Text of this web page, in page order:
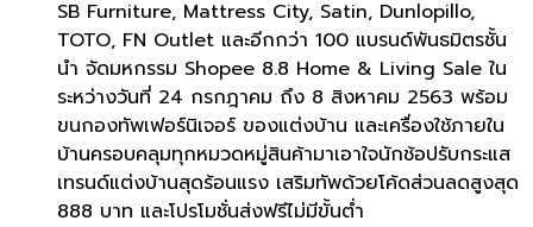
SB Furniture, Mattress City, Satin, Dunlopillo,
TOTO, FN Outlet และอีกกว่า 100 แบรนด์พันธมิตรชั้น
นำ จัดมหกรรม Shopee 8.8 Home & Living Sale ใน
ระหว่างวันที่ 24 กรกฎาคม ถึง 8 สิงหาคม 2563 พร้อม
ขนกองทัพเฟอร์นิเจอร์ ของแต่งบ้าน และเครื่องใช้ภายใน
บ้านครอบคลุมทุกหมวดหมู่สินค้ามาเอาใจนักช้อปรับกระแส
เทรนด์แต่งบ้านสุดร้อนแรง เสริมทัพด้วยโค้ดส่วนลดสูงสุด
888 บาท และโปรโมชั่นส่งฟรีไม่มีขั้นต่ำ